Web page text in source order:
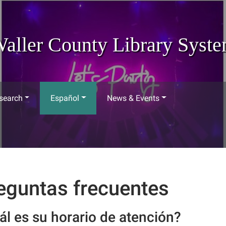
County Library
Español News & Events
frecuentes
es su horario de atención?